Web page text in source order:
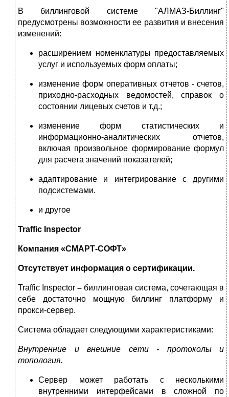
В биллинговой системе "АЛМАЗ-Биллинг"
предусмотрены возможности ее развития и внесения
изменений:
расширением номенклатуры предоставляемых
услуг и используемых форм оплаты;
изменение форм оперативных отчетов - счетов,
приходно-расходных ведомостей, справок о
состоянии лицевых счетов и т.д.;
изменение форм статистических и
информационно-аналитических отчетов,
включая произвольное формирование формул
для расчета значений показателей;
адаптирование и интегрирование с другими
подсистемами.
и другое
Traffic Inspector
Компания «СМАРТ-СОФТ»
Отсутствует информация о сертификации.
Traffic Inspector – биллинговая система, сочетающая в
себе достаточно мощную биллинг платформу и
прокси-сервер.
Система обладает следующими характеристиками:
Внутренние и внешние сети - протоколы и
топология.
Сервер может работать с несколькими
внутренними интерфейсами в сложной по